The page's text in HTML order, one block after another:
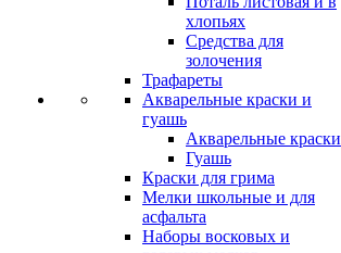
хлопьях
Средства для
золочения
Трафареты
Акварельные краски и
гуашь
Акварельные краски
Гуашь
Краски для грима
Мелки школьные и для
асфальта
Наборы восковых и